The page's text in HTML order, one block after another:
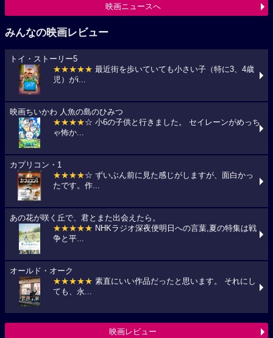
映画ニュースへ
みんなの映画レビュー
トイ・ストーリー5
★★★★★ 最近街を歩いていても小さい子（特に3、4歳
児）がi...
映画ちいかわ 人魚の島のひみつ
★★★★☆ 小6の子供と行きました。 セイレーンがめっち
ゃ怖か...
カプリコン・1
★★★★☆ ずいぶん前に見た感じがしますが、面白かっ
たです。作...
あの花が咲く丘で、君とまた出会えたら。
★★★★★ NHKラジオ深夜便明日への言葉,夏の特集は戦
争と平...
オールド・オーク
★★★★★ 素直にいい作品だったと思います。 それにし
ても、永...
映画レビュー